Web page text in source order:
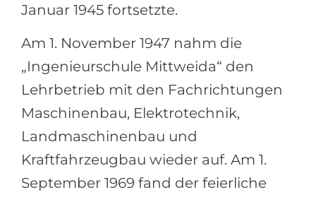
Januar 1945 fortsetzte.
Am 1. November 1947 nahm die
„Ingenieurschule Mittweida“ den
Lehrbetrieb mit den Fachrichtungen
Maschinenbau, Elektrotechnik,
Landmaschinenbau und
Kraftfahrzeugbau wieder auf. Am 1.
September 1969 fand der feierliche